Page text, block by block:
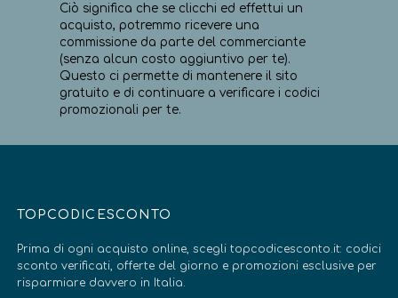
Ciò significa che se clicchi ed effettui un
acquisto, potremmo ricevere una
commissione da parte del commerciante
(senza alcun costo aggiuntivo per te).
Questo ci permette di mantenere il sito
gratuito e di continuare a verificare i codici
promozionali per te.
TOPCODICESCONTO
Prima di ogni acquisto online, scegli topcodicesconto.it: codici
sconto verificati, offerte del giorno e promozioni esclusive per
risparmiare davvero in Italia.